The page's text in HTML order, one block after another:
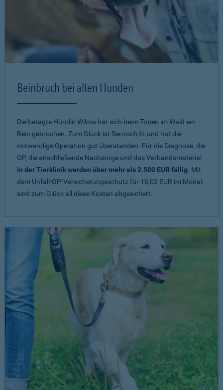
Beinbruch bei alten Hunden
Die betagte Hündin Wilma hat sich beim Toben im Wald ein
Bein gebrochen. Zum Glück ist Sie noch fit und hat die
notwendige Operation gut überstanden. Für die Diagnose, die
OP, die anschließende Nachsorge und das Verbandsmaterial
in der Tierklinik werden über mehr als 2.500 EUR fällig. Mit
dem Unfall-OP-Versicherungsschutz für 16,02 EUR im Monat
sind zum Glück all diese Kosten abgesichert.